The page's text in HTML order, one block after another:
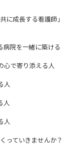
に成長する看護師」
病院を一緒に築ける
心で寄り添える人
人
人
人
っていきませんか？